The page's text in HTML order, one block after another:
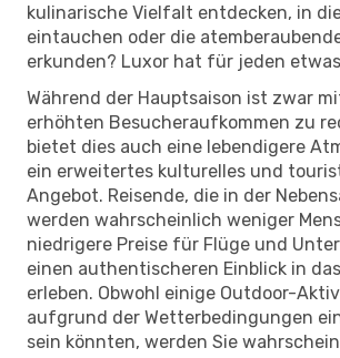
kulinarische Vielfalt entdecken, in
eintauchen oder die
erkunden? Luxor hat für jeden
Während der Hauptsaison ist zwar
erhöhten Besucheraufkommen zu
bietet dies auch eine lebendigere
ein erweitertes kulturelles und
Angebot. Reisende, die in der
werden wahrscheinlich weniger
niedrigere Preise für Flüge und
einen authentischeren Einblick in
erleben. Obwohl einige Outdoor-
aufgrund der Wetterbedingungen
sein könnten, werden Sie